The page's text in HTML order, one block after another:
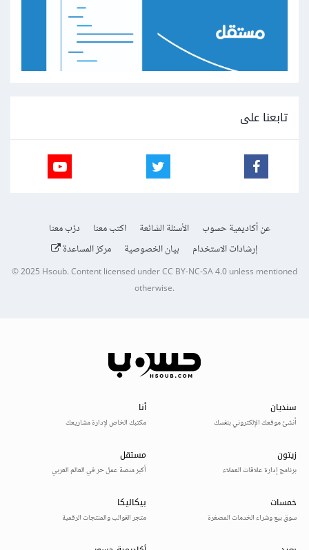
تابعنا على
عن أكاديمية حسوب الأسئلة الشائعة اكتب معنا
درّب معنا
إرشادات الاستخدام
بيان الخصوصية مركز المساعدة
© 2025Hsoub.Content licensed underCC BY-NC-SA 4.0unless mentioned
otherwise.